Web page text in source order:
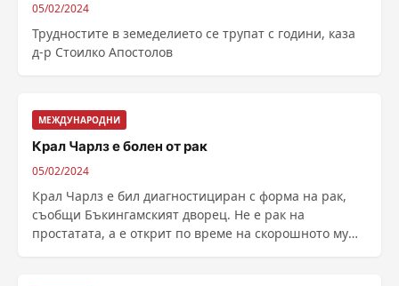
05/02/2024
Трудностите в земеделието се трупат с години, каза
д-р Стоилко Апостолов
МЕЖДУНАРОДНИ
Крал Чарлз е болен от рак
05/02/2024
Крал Чарлз е бил диагностициран с форма на рак,
съобщи Бъкингамският дворец. Не е рак на
простатата, а е открит по време на скорошното му